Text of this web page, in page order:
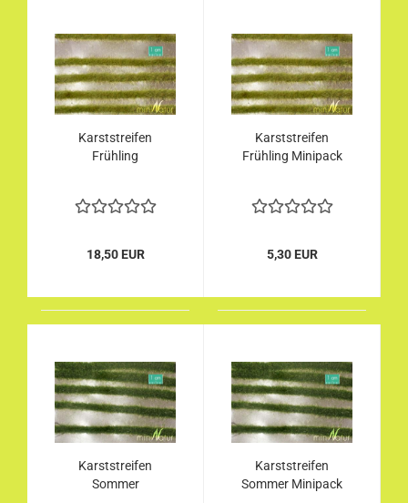
Karststreifen
Frühling
18,50 EUR
Karststreifen
Frühling Minipack
5,30 EUR
Karststreifen
Sommer
Karststreifen
Sommer Minipack